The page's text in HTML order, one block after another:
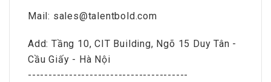
Mail: sales@talentbold.com
Add: Tầng 10, CIT Building, Ngõ 15 Duy Tân -
Cầu Giấy - Hà Nội
---------------------------------------